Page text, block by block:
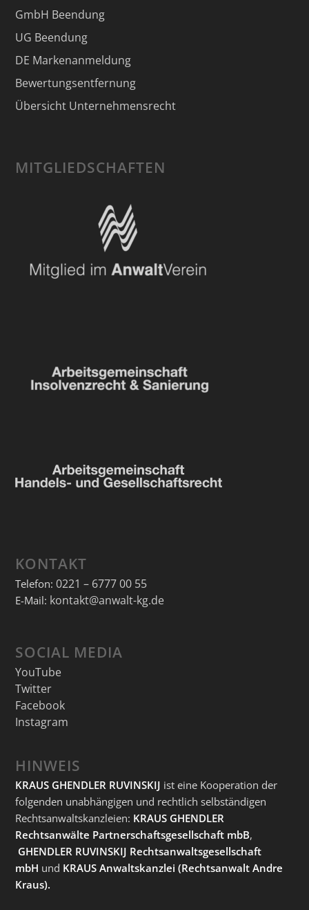
GmbH Beendung
UG Beendung
DE Markenanmeldung
Bewertungsentfernung
Übersicht Unternehmensrecht
MITGLIEDSCHAFTEN
KONTAKT
Telefon: 0221 – 6777 00 55
E-Mail: kontakt@anwalt-kg.de
SOCIAL MEDIA
YouTube
Twitter
Facebook
Instagram
HINWEIS
KRAUS GHENDLER RUVINSKIJ ist eine Kooperation der
folgenden unabhängigen und rechtlich selbständigen
Rechtsanwaltskanzleien: KRAUS GHENDLER
Rechtsanwälte Partnerschaftsgesellschaft mbB,
GHENDLER RUVINSKIJ Rechtsanwaltsgesellschaft
mbH und KRAUS Anwaltskanzlei (Rechtsanwalt Andre
Kraus).